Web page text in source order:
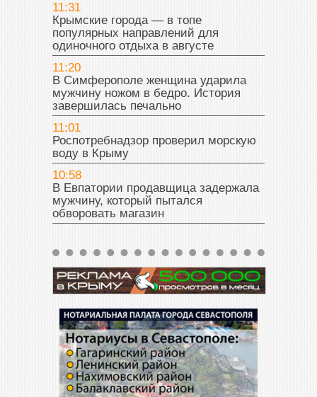
11:31
Крымские города — в топе
популярных направлений для
одиночного отдыха в августе
11:20
В Симферополе женщина ударила
мужчину ножом в бедро. История
завершилась печально
11:01
Роспотребнадзор проверил морскую
воду в Крыму
10:58
В Евпатории продавщица задержала
мужчину, который пытался
обворовать магазин